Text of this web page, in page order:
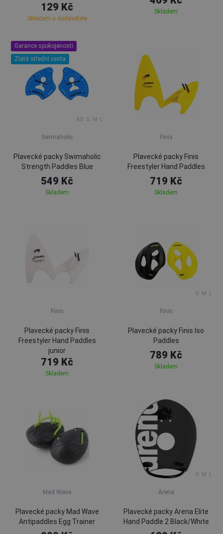
129 Kč
Skladem u dodavatele
Skladem
Garance spokojenosti
Zlatá střední cesta
XS S M L
Swimaholic
Plavecké packy Swimaholic
Strength Paddles Blue
549 Kč
Skladem
Finis
Plavecké packy Finis
Freestyler Hand Paddles
719 Kč
Skladem
Finis
Plavecké packy Finis
Freestyler Hand Paddles
junior
719 Kč
Skladem
S M L
Finis
Plavecké packy Finis Iso
Paddles
789 Kč
Skladem
Mad Wave
Plavecké packy Mad Wave
Antipaddles Egg Trainer
S M L
Arena
Plavecké packy Arena Elite
Hand Paddle 2 Black/White